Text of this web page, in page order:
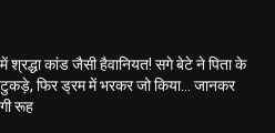
कांड जैसी हैवानियत! सगे बेटे ने पिता के
फिर ड्रम में भरकर जो किया… जानकर
रूह